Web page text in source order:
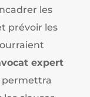
les
prévoir les
expert
permettra